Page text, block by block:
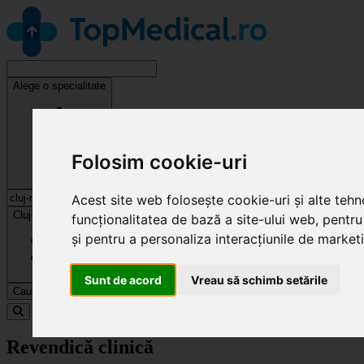
Folosim cookie-uri
Acest site web folosește cookie-uri și alte
funcționalitatea de bază a site-ului web,
și pentru a personaliza interacțiunile de
Sunt de acord Vreau să schimb setările
Alege o specialitate
Cluj-Napoca
Caută
Revendică clinică